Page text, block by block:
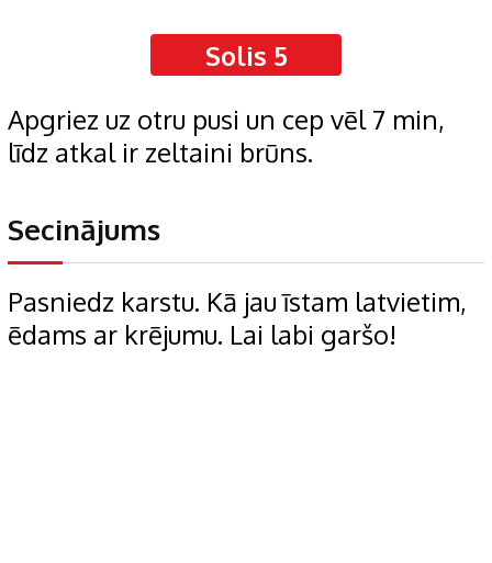
Solis 5
Apgriez uz otru pusi un cep vēl 7 min,
līdz atkal ir zeltaini brūns.
Secinājums
Pasniedz karstu. Kā jau īstam latvietim,
ēdams ar krējumu. Lai labi garšo!